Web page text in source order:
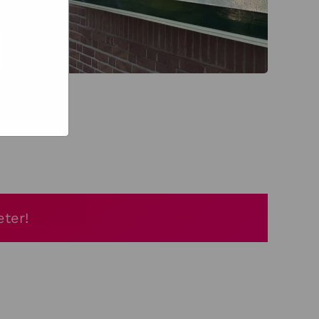
Er
van